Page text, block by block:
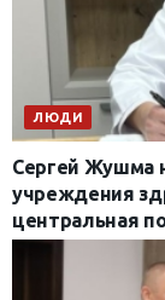
ЛЮДИ
Сергей Жушма
учреждения
центральная